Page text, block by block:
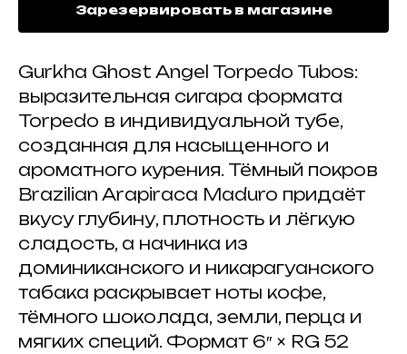
Зарезервировать в магазине
Gurkha Ghost Angel Torpedo Tubos:
выразительная сигара формата
Torpedo в индивидуальной тубе,
созданная для насыщенного и
ароматного курения. Тёмный покров
Brazilian Arapiraca Maduro придаёт
вкусу глубину, плотность и лёгкую
сладость, а начинка из
доминиканского и никарагуанского
табака раскрывает ноты кофе,
тёмного шоколада, земли, перца и
мягких специй. Формат 6″ × RG 52